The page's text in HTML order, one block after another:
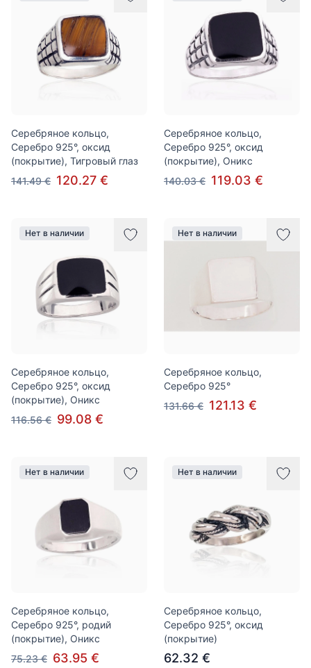
Серебряное кольцо,
Серебро 925°, оксид
(покрытие), Тигровый глаз
141.49 € 120.27 €
Серебряное кольцо,
Серебро 925°, оксид
(покрытие), Оникс
140.03 € 119.03 €
Нет в наличии
Серебряное кольцо,
Серебро 925°, оксид
(покрытие), Оникс
116.56 € 99.08 €
Нет в наличии
Серебряное кольцо,
Серебро 925°
131.66 € 121.13 €
Нет в наличии
Серебряное кольцо,
Серебро 925°, родий
(покрытие), Оникс
75.23 € 63.95 €
Нет в наличии
Серебряное кольцо,
Серебро 925°, оксид
(покрытие)
62.32 €